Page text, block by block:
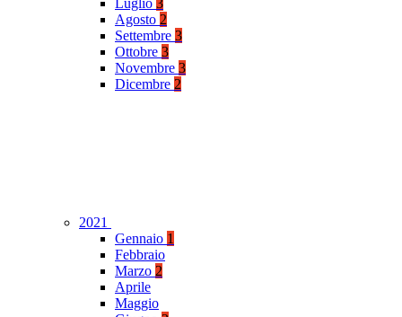
Luglio 3
Agosto 2
Settembre 3
Ottobre 3
Novembre 3
Dicembre 2
2021
Gennaio 1
Febbraio
Marzo 2
Aprile
Maggio